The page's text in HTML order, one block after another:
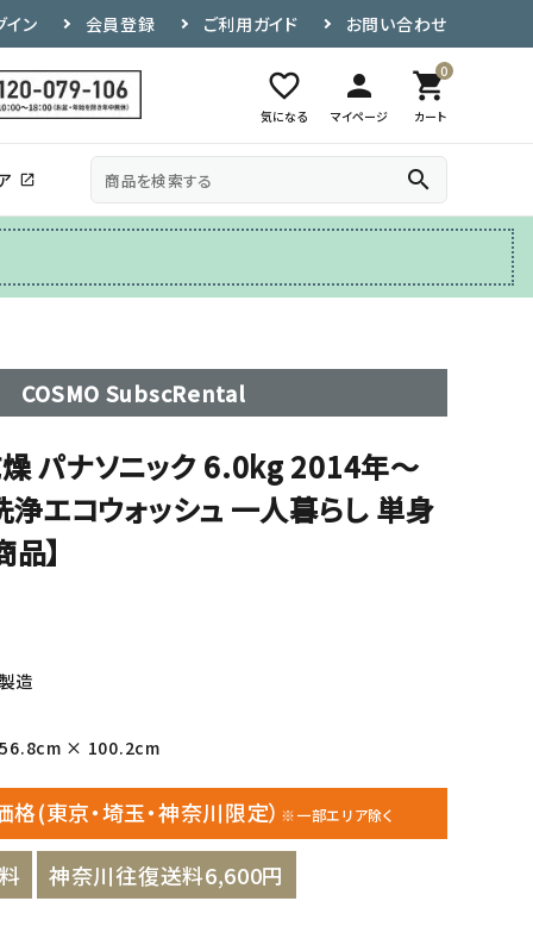
イン 会員登録 ご利用ガイド お問い合わせ
favorite_border
気になる
person
マイページ
0
shopping_cart
カート
その他
テレビ台
open_in_new search
COSMO SubscRental
パナソニック 6.0kg 2014年〜
エコウォッシュ 一人暮らし 単身
】
造
56.8cm × 100.2cm
格(東京・埼玉・神奈川限定） ※一部エリア除く
神奈川往復送料6,600円